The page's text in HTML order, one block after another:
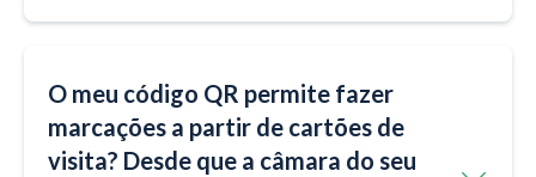
O meu código QR permite fazer
marcações a partir de cartões de
visita? Desde que a câmara do seu